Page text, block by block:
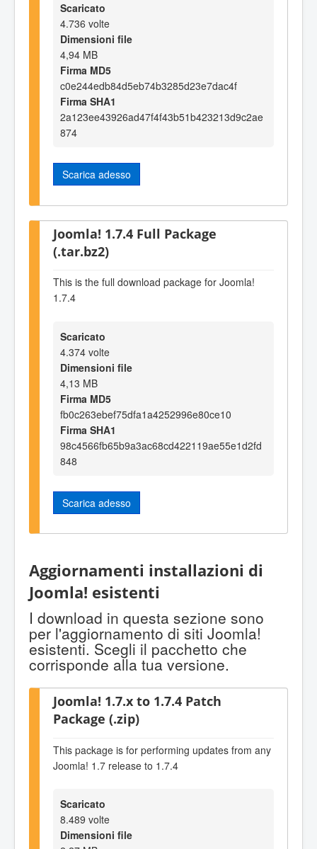
Scaricato
4.736 volte
Dimensioni file
4,94 MB
Firma MD5
c0e244edb84d5eb74b3285d23e7dac4f
Firma SHA1
2a123ee43926ad47f4f43b51b423213d9c2ae
874
Scarica adesso
Joomla! 1.7.4 Full Package
(.tar.bz2)
This is the full download package for Joomla!
1.7.4
Scaricato
4.374 volte
Dimensioni file
4,13 MB
Firma MD5
fb0c263ebef75dfa1a4252996e80ce10
Firma SHA1
98c4566fb65b9a3ac68cd422119ae55e1d2fd
848
Scarica adesso
Aggiornamenti installazioni di
Joomla! esistenti
I download in questa sezione sono
per l'aggiornamento di siti Joomla!
esistenti. Scegli il pacchetto che
corrisponde alla tua versione.
Joomla! 1.7.x to 1.7.4 Patch
Package (.zip)
This package is for performing updates from any
Joomla! 1.7 release to 1.7.4
Scaricato
8.489 volte
Dimensioni file